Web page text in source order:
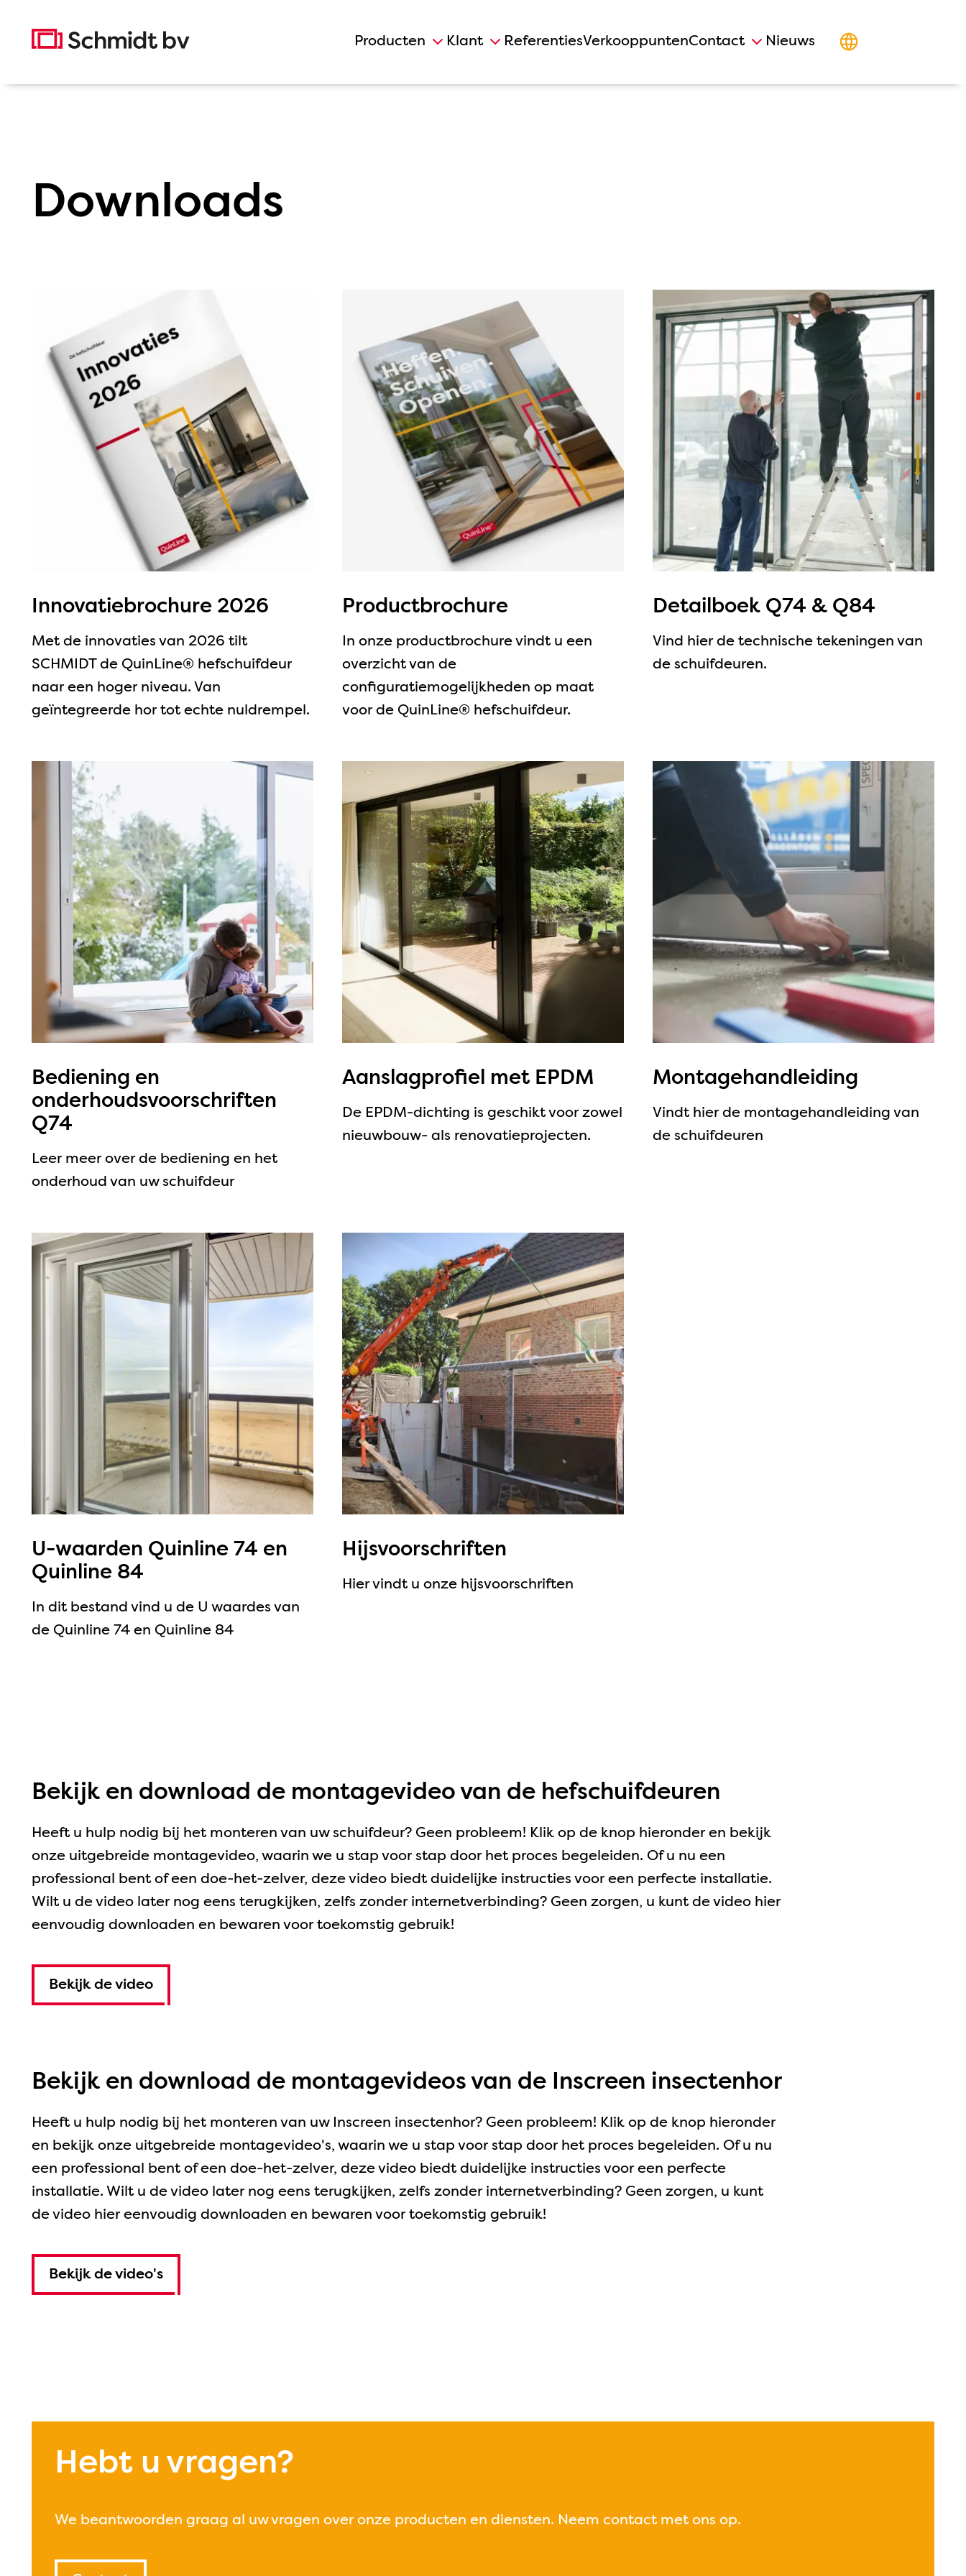
Homepage
Producten Klant ReferentiesVerkooppuntenContact Nieuws
Downloads
Innovatiebrochure 2026
Met de innovaties van 2026 tilt
SCHMIDT de QuinLine® hefschuifdeur
naar een hoger niveau. Van
geïntegreerde hor tot echte nuldrempel.
Productbrochure
In onze productbrochure vindt u een
overzicht van de
configuratiemogelijkheden op maat
voor de QuinLine® hefschuifdeur.
Detailboek Q74 & Q84
Vind hier de technische tekeningen van
de schuifdeuren.
Bediening en
onderhoudsvoorschriften
Q74
Leer meer over de bediening en het
onderhoud van uw schuifdeur
Aanslagprofiel met EPDM
De EPDM-dichting is geschikt voor zowel
nieuwbouw- als renovatieprojecten.
Montagehandleiding
Vindt hier de montagehandleiding van
de schuifdeuren
U-waarden Quinline 74 en
Quinline 84
In dit bestand vind u de U waardes van
de Quinline 74 en Quinline 84
Hijsvoorschriften
Hier vindt u onze hijsvoorschriften
Bekijk en download de montagevideo van de hefschuifdeuren
Heeft u hulp nodig bij het monteren van uw schuifdeur? Geen probleem! Klik op de knop hieronder en bekijk
onze uitgebreide montagevideo, waarin we u stap voor stap door het proces begeleiden. Of u nu een
professional bent of een doe-het-zelver, deze video biedt duidelijke instructies voor een perfecte installatie.
Wilt u de video later nog eens terugkijken, zelfs zonder internetverbinding? Geen zorgen, u kunt de video hier
eenvoudig downloaden en bewaren voor toekomstig gebruik!
Bekijk de video
Bekijk en download de montagevideos van de Inscreen insectenhor
Heeft u hulp nodig bij het monteren van uw Inscreen insectenhor? Geen probleem! Klik op de knop hieronder
en bekijk onze uitgebreide montagevideo's, waarin we u stap voor stap door het proces begeleiden. Of u nu
een professional bent of een doe-het-zelver, deze video biedt duidelijke instructies voor een perfecte
installatie. Wilt u de video later nog eens terugkijken, zelfs zonder internetverbinding? Geen zorgen, u kunt
de video hier eenvoudig downloaden en bewaren voor toekomstig gebruik!
Bekijk de video's
Hebt u vragen?
We beantwoorden graag al uw vragen over onze producten en diensten. Neem contact met ons op.